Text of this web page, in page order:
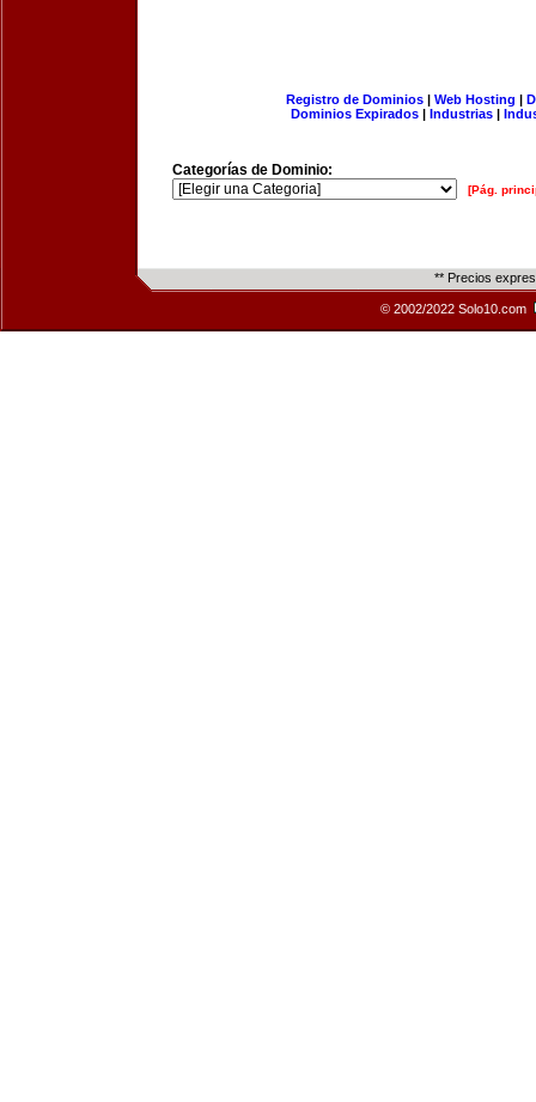
Registro de Dominios| Web Hosting |
Dominios Expirados | Industrias |
Categorías de Dominio:
[Pág.
** Precios
© 2002/2022 Solo10.com